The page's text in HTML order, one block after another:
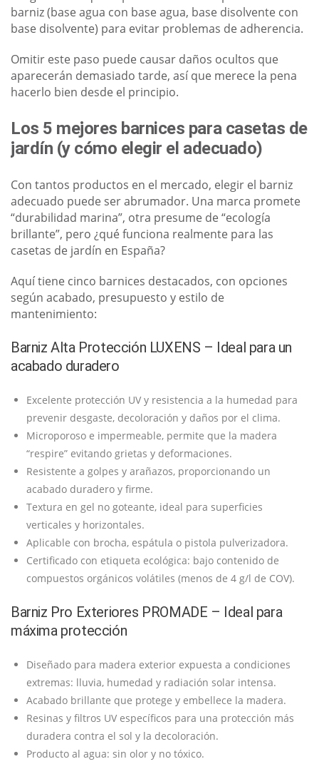
barniz (base agua con base agua, base disolvente con
base disolvente) para evitar problemas de adherencia.
Omitir este paso puede causar daños ocultos que
aparecerán demasiado tarde, así que merece la pena
hacerlo bien desde el principio.
Los 5 mejores barnices para casetas de
jardín (y cómo elegir el adecuado)
Con tantos productos en el mercado, elegir el barniz
adecuado puede ser abrumador. Una marca promete
“durabilidad marina”, otra presume de “ecología
brillante”, pero ¿qué funciona realmente para las
casetas de jardín en España?
Aquí tiene cinco barnices destacados, con opciones
según acabado, presupuesto y estilo de
mantenimiento:
Barniz Alta Protección LUXENS – Ideal para un
acabado duradero
Excelente protección UV y resistencia a la humedad para
prevenir desgaste, decoloración y daños por el clima.
Microporoso e impermeable, permite que la madera
“respire” evitando grietas y deformaciones.
Resistente a golpes y arañazos, proporcionando un
acabado duradero y firme.
Textura en gel no goteante, ideal para superficies
verticales y horizontales.
Aplicable con brocha, espátula o pistola pulverizadora.
Certificado con etiqueta ecológica: bajo contenido de
compuestos orgánicos volátiles (menos de 4 g/l de COV).
Barniz Pro Exteriores PROMADE – Ideal para
máxima protección
Diseñado para madera exterior expuesta a condiciones
extremas: lluvia, humedad y radiación solar intensa.
Acabado brillante que protege y embellece la madera.
Resinas y filtros UV específicos para una protección más
duradera contra el sol y la decoloración.
Producto al agua: sin olor y no tóxico.